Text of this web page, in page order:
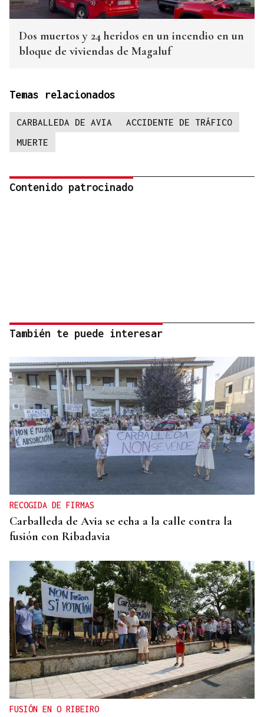
Dos muertos y 24 heridos en un incendio en un
bloque de viviendas de Magaluf
Temas relacionados
CARBALLEDA DE AVIA
ACCIDENTE DE TRÁFICO
MUERTE
Contenido patrocinado
También te puede interesar
RECOGIDA DE FIRMAS
Carballeda de Avia se echa a la calle contra la
fusión con Ribadavia
FUSIÓN EN O RIBEIRO